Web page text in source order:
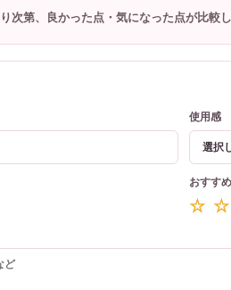
次第、良かった点・気になった点が比較
使用感
おすす
☆